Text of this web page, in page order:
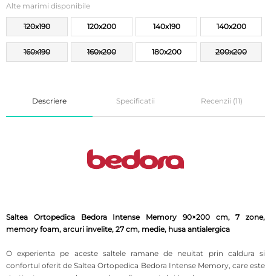
Alte marimi disponibile
120x190 120x200 140x190 140x200
160x190 160x200 180x200 200x200
Descriere Specificatii Recenzii (11)
Saltea Ortopedica Bedora Intense Memory 90×200 cm, 7 zone,
memory foam, arcuri invelite, 27 cm, medie, husa antialergica
O experienta pe aceste saltele ramane de neuitat prin caldura si
confortul oferit de Saltea Ortopedica Bedora Intense Memory, care este